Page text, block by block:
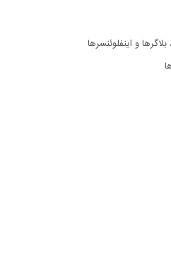
و اینفلوئنسرها